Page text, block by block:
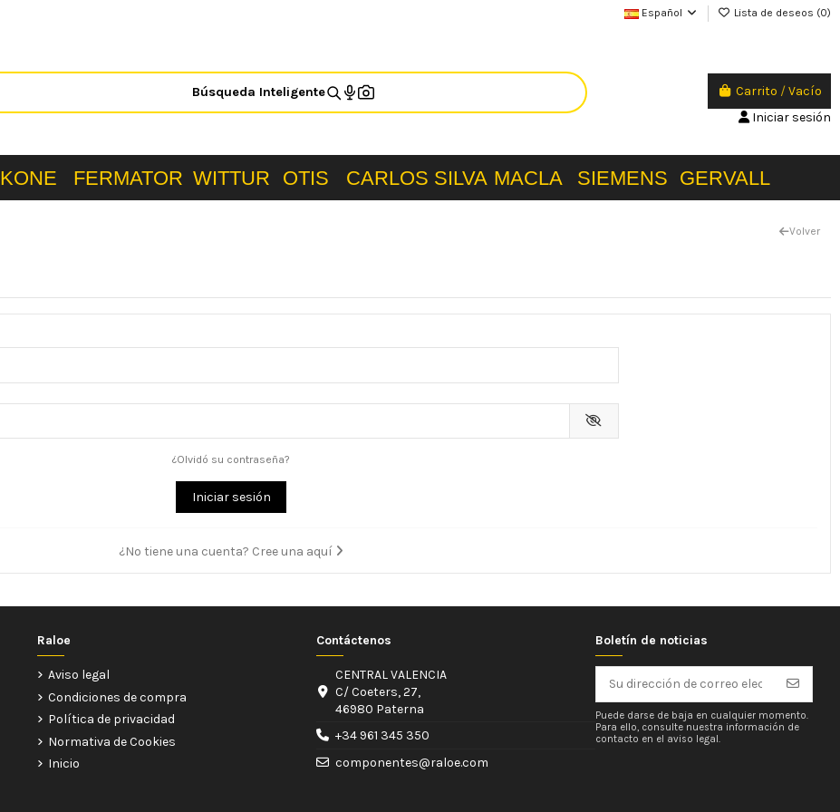
Español Lista de deseos (0)
Búsqueda Inteligente Carrito /Vacío
Iniciar sesión
KONE FERMATOR WITTUR OTIS CARLOS SILVA MACLA SIEMENS GERVALL
Volver
¿Olvidó su contraseña?
Iniciar sesión
¿No tiene una cuenta? Cree una aquí
Raloe
Aviso legal
Condiciones de compra
Política de privacidad
Normativa de Cookies
Inicio
Contáctenos
CENTRAL VALENCIA
C/ Coeters, 27,
46980 Paterna
+34 961 345 350
componentes@raloe.com
Boletín de noticias
Puede darse de baja en cualquier momento.
Para ello, consulte nuestra información de
contacto en el aviso legal.